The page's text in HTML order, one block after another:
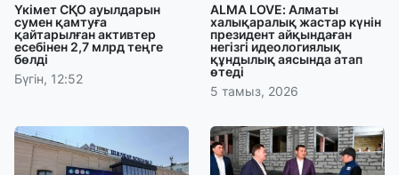
Үкімет СҚО ауылдарын
сумен қамтуға
қайтарылған активтер
есебінен 2,7 млрд теңге
бөлді
Бүгін, 12:52
ALMA LOVE: Алматы
халықаралық жастар күнін
президент айқындаған
негізгі идеологиялық
құндылық аясында атап
өтеді
5 тамыз, 2026